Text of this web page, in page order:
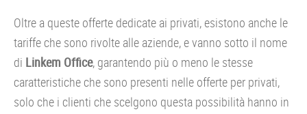
Oltre a queste offerte dedicate ai privati, esistono anche le
tariffe che sono rivolte alle aziende, e vanno sotto il nome
di Linkem Office, garantendo più o meno le stesse
caratteristiche che sono presenti nelle offerte per privati,
solo che i clienti che scelgono questa possibilità hanno in